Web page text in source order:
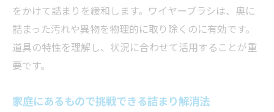
をかけて詰まりを緩和します。ワイヤーブラシは、奥に
詰まった汚れや異物を物理的に取り除くのに有効です。
道具の特性を理解し、状況に合わせて活用することが重
要です。
家庭にあるもので挑戦できる詰まり解消法